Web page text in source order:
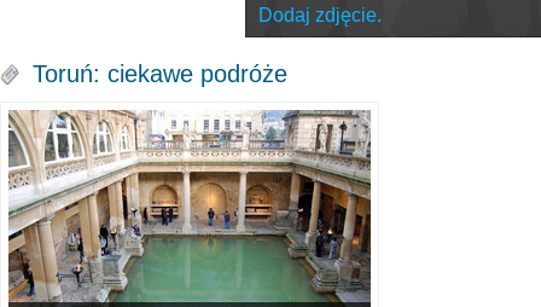
Dodaj zdjęcie.
Toruń: ciekawe podróże